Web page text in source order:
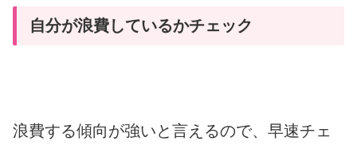
自分が浪費しているかチェック
浪費する傾向が強いと言えるので、早速チェ